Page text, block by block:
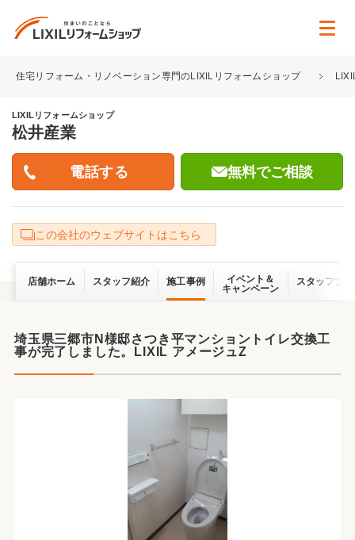
住宅リフォーム・リノベーション専門のLIXILリフォームショップ
LIXILリフォームショップ
松井産業
無料でご相談
この会社のウェブサイトはこちら
店舗ホーム スタッフ紹介 施工事例
イベント＆
キャンペーン
スタッフブ
埼玉県三郷市N様邸さつき平マンショントイレ交換工
事が完了しました。LIXIL アメージュZ